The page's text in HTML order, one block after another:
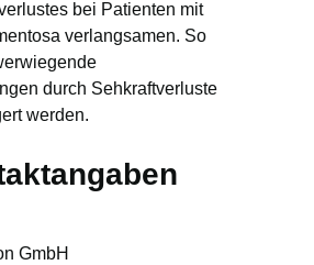
bei Patienten mit
verlangsamen. So
durch Sehkraftverluste
werden.
GmbH